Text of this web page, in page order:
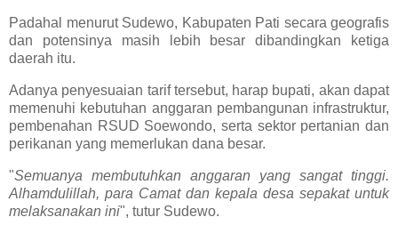
Padahal menurut Sudewo, Kabupaten Pati secara geografis
dan potensinya masih lebih besar dibandingkan ketiga
daerah itu.
Adanya penyesuaian tarif tersebut, harap bupati, akan dapat
memenuhi kebutuhan anggaran pembangunan infrastruktur,
pembenahan RSUD Soewondo, serta sektor pertanian dan
perikanan yang memerlukan dana besar.
"Semuanya membutuhkan anggaran yang sangat tinggi.
Alhamdulillah, para Camat dan kepala desa sepakat untuk
melaksanakan ini", tutur Sudewo.